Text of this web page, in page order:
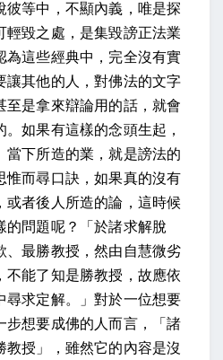
彼等中，不顯內義，唯是探
輕毀之處，是集毀謗正法業
為這些經典中，完全沒有實
讓其他的人，對佛法的文字
至是拿來辯論用的話，就會
如果有這樣的念頭生起，
當下所造的業，就是謗法的
惟而尋口訣，如果真的沒有
或者後人所造的論，這時候
的問題呢？「於諸求解脫
、最勝教授，然由自慧微劣
不能了知是勝教授，故應依
尋求定解。」對於一位想要
步想要成佛的人而言，「諸
教授」，雖然它的內容是沒